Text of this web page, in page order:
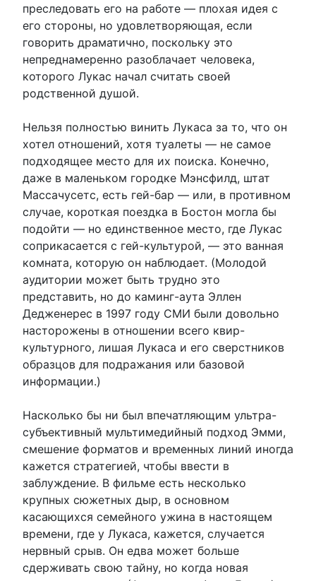
преследовать его на работе — плохая идея с
его стороны, но удовлетворяющая, если
говорить драматично, поскольку это
непреднамеренно разоблачает человека,
которого Лукас начал считать своей
родственной душой.
Нельзя полностью винить Лукаса за то, что он
хотел отношений, хотя туалеты — не самое
подходящее место для их поиска. Конечно,
даже в маленьком городке Мэнсфилд, штат
Массачусетс, есть гей-бар — или, в противном
случае, короткая поездка в Бостон могла бы
подойти — но единственное место, где Лукас
соприкасается с гей-культурой, — это ванная
комната, которую он наблюдает. (Молодой
аудитории может быть трудно это
представить, но до каминг-аута Эллен
Дедженерес в 1997 году СМИ были довольно
насторожены в отношении всего квир-
культурного, лишая Лукаса и его сверстников
образцов для подражания или базовой
информации.)
Насколько бы ни был впечатляющим ультра-
субъективный мультимедийный подход Эмми,
смешение форматов и временных линий иногда
кажется стратегией, чтобы ввести в
заблуждение. В фильме есть несколько
крупных сюжетных дыр, в основном
касающихся семейного ужина в настоящем
времени, где у Лукаса, кажется, случается
нервный срыв. Он едва может больше
сдерживать свою тайну, но когда новая